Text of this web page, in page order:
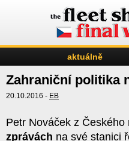
aktuálně
Zahraniční politika
20.10.2016 - EB
Petr Nováček z Českého
zprávách na své stanici